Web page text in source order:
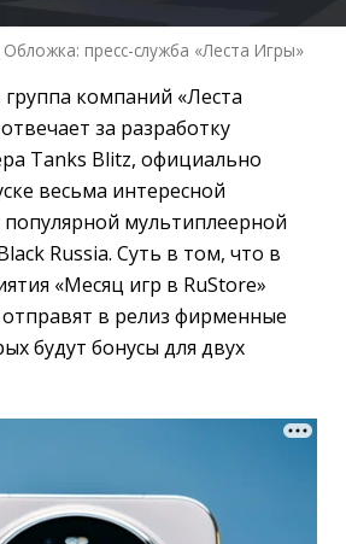
Обложка: пресс-служба «Леста Игры»
группа компаний «Леста
за разработку
Tanks Blitz, официально
весьма интересной
мультиплеерной
Russia. Суть в том, что в
«Месяц игр в RuStore»
в релиз фирменные
будут бонусы для двух